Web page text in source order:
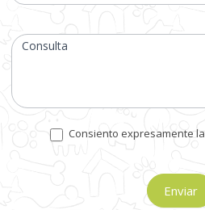
Consulta
Consiento expresamente la
Enviar